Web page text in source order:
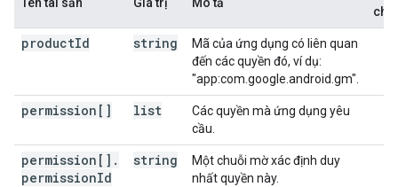
chú
productId string
Mã của ứng dụng có liên quan
đến các quyền đó, ví dụ:
"app:com.google.android.gm".
permission[] list
Các quyền mà ứng dụng yêu
cầu.
permission[] .
permissionId
string
Một chuỗi mờ xác định duy
nhất quyền này.